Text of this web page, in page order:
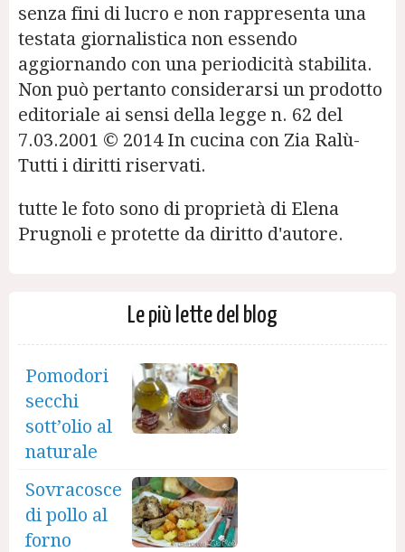
senza fini di lucro e non rappresenta una
testata giornalistica non essendo
aggiornando con una periodicità stabilita.
Non può pertanto considerarsi un prodotto
editoriale ai sensi della legge n. 62 del
7.03.2001 © 2014 In cucina con Zia Ralù-
Tutti i diritti riservati.
tutte le foto sono di proprietà di Elena
Prugnoli e protette da diritto d'autore.
Le più lette del blog
Pomodori
secchi
sott’olio al
naturale
Sovracosce
di pollo al
forno